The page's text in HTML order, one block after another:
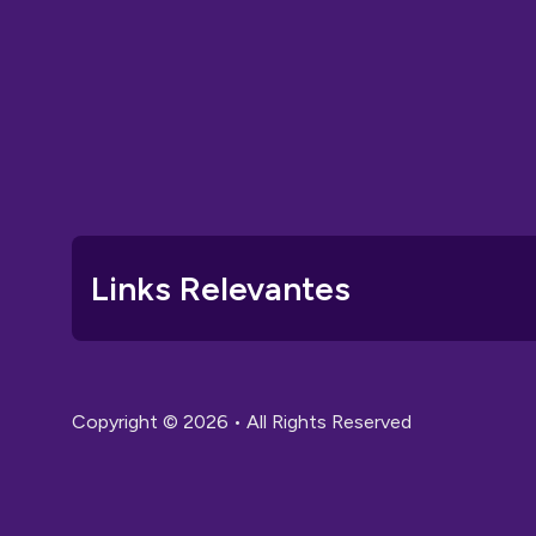
Links Relevantes
Copyright © 2026 • All Rights Reserved